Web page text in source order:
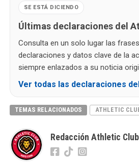
SE ESTÁ DICIENDO
Últimas declaraciones del
Consulta en un solo lugar las
declaraciones y datos clave de la
siempre enlazados a su noticia
Ver todas las declaraciones
TEMAS RELACIONADOS ATHLETIC
Redacción Athletic